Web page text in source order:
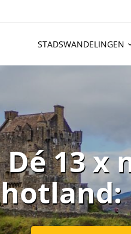
STADSWANDELINGEN
Dé 13 x